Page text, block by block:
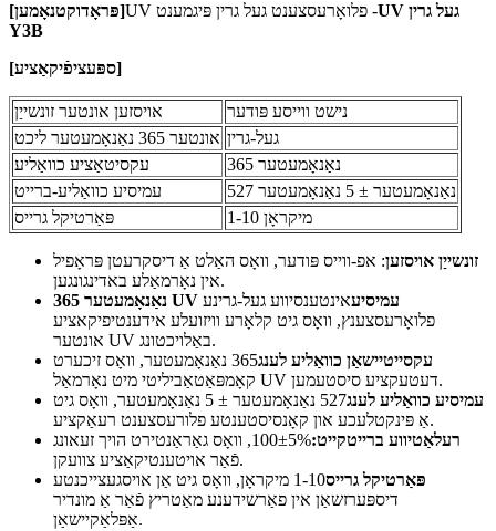
[ פּראָדוקטנאָמען ] UV פלואָרעסצענט געל גרין פּיגמענט -UV געל גרין
Y3B
[ספּעציפֿיקאַציע]
אויסזען אונטער זונשייַן
נישט ווייסע פּודער
אונטער 365 נאַנאָמעטער ליכט געל-גרין
עקסיטאַציע כוואַליע
365 נאַנאָמעטער
עמיסיע כוואַליע-ברייט
527 נאַנאָמעטער ± 5 נאַנאָמעטער
פּאַרטיקל גרייס
1-10 מיקראָן
זונשייַן אויסזען: אפ-ווייס פּודער, וואָס האַלט אַ דיסקרעטן פּראָפיל
אין נאָרמאַלע באדינגונגען.
365 נאַנאָמעטער UV עמיסיעאינטענסיווע געל-גרינע
פלואָרעסצענץ, וואָס גיט קלאָרע וויזועלע אידענטיפיקאציע
אונטער UV באַלויכטונג.
עקסייטיישאַן כוואַליע לענג
365 נאַנאָמעטער, וואָס זיכערט
קאָמפּאַטאַביליטי מיט נאָרמאַל UV דעטעקציע סיסטעמען.
עמיסיע כוואַליע לענג
527 נאַנאָמעטער ± 5 נאַנאָמעטער, וואָס גיט
אַ פּינקטלעכע און קאָנסיסטענטע פלורעסצענט רעאַקציע.
רעלאַטיווע ברייטקייט:
100±5%, וואָס גאַראַנטירט הויך זעאונג
פֿאַר אויטענטיקאַציע צוועקן.
פּאַרטיקל גרייס
1-10 מיקראָן, וואָס גיט אַן אויסגעצייכנטע
דיספּערזשאַן אין פאַרשידענע מאַטריץ פֿאַר אַ מונדיר
אַפּלאַקיישאַן.